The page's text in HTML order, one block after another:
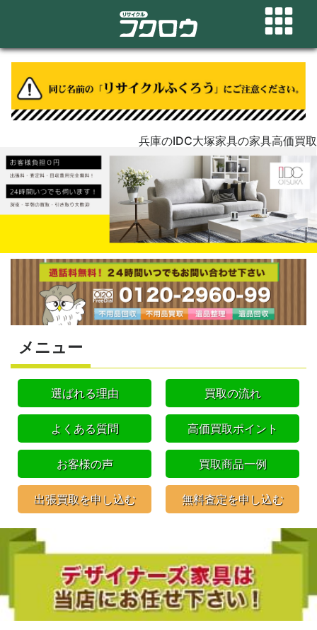
兵庫のIDC大塚家具の家具高価買取
メニュー
選ばれる理由 買取の流れ
よくある質問 高価買取ポイント
お客様の声 買取商品一例
出張買取を申し込む 無料査定を申し込む